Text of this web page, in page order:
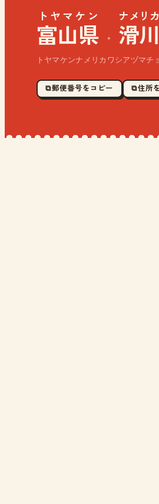
富山県
トヤマケン
· 滑
ナメリ
トヤマケンナメリカワシアヅマチ
⧉ 郵便番号をコピー ⧉ 住所